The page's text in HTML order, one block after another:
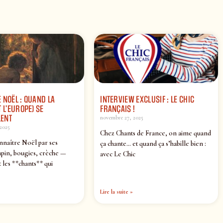
NOËL : QUAND LA
SE
Noël par ses
bougies, crèche —
les **chants** qui
INTERVIEW EXCLUSIF : LE CHIC
FRANÇAIS !
novembre 27, 2025
Chez Chants de France, on aime quand
ça chante… et quand ça s’habille bien :
avec Le Chic
Lire la suite »